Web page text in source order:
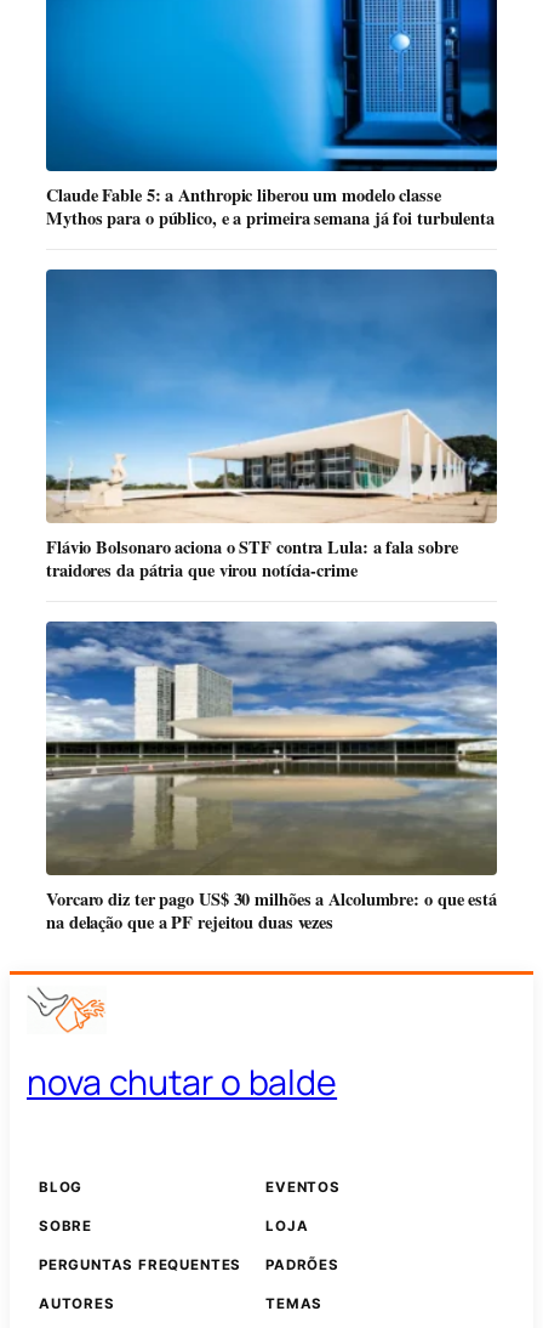
Claude Fable 5: a Anthropic liberou um modelo classe
Mythos para o público, e a primeira semana já foi turbulenta
Flávio Bolsonaro aciona o STF contra Lula: a fala sobre
traidores da pátria que virou notícia-crime
Vorcaro diz ter pago US$ 30 milhões a Alcolumbre: o que está
na delação que a PF rejeitou duas vezes
nova chutar o balde
BLOG
SOBRE
PERGUNTAS FREQUENTES
AUTORES
EVENTOS
LOJA
PADRÕES
TEMAS